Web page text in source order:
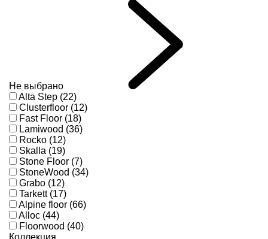
Не выбрано
Alta Step (22)
Clusterfloor (12)
Fast Floor (18)
Lamiwood (36)
Rocko (12)
Skalla (19)
Stone Floor (7)
StoneWood (34)
Grabo (12)
Tarkett (17)
Alpine floor (66)
Alloc (44)
Floorwood (40)